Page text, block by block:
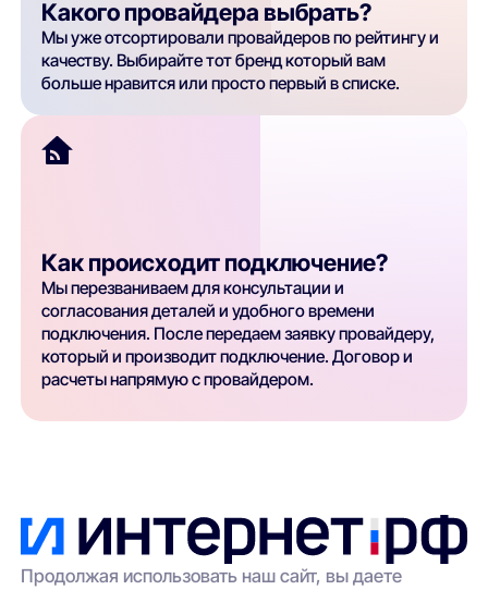
Какого провайдера выбрать?
Мы уже отсортировали провайдеров по рейтингу и
качеству. Выбирайте тот бренд который вам
больше нравится или просто первый в списке.
Как происходит подключение?
Мы перезваниваем для консультации и
согласования деталей и удобного времени
подключения. После передаем заявку провайдеру,
который и производит подключение. Договор и
расчеты напрямую с провайдером.
Продолжая использовать наш сайт, вы даете